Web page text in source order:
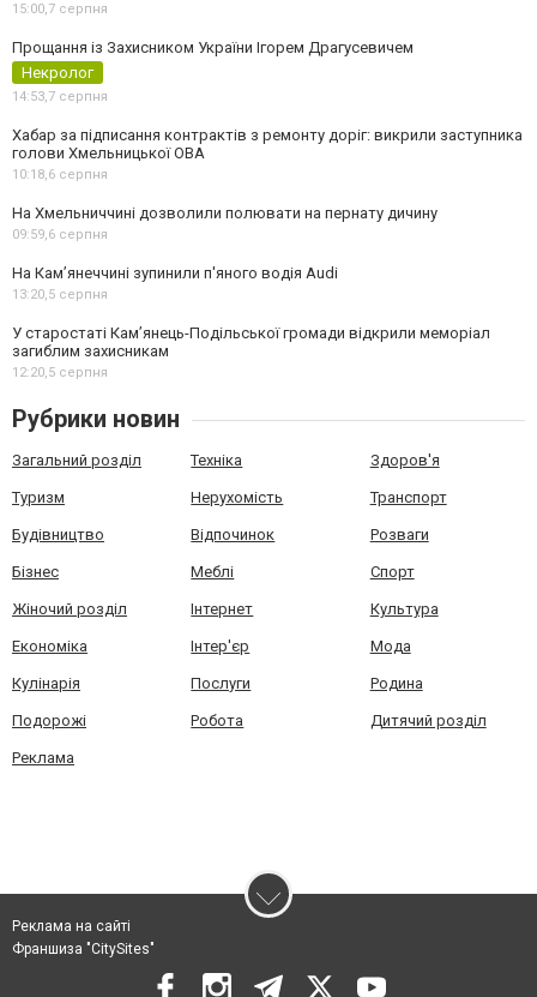
15:00,7 серпня
Прощання із Захисником України Ігорем Драгусевичем
Некролог
14:53,7 серпня
Хабар за підписання контрактів з ремонту доріг: викрили заступника
голови Хмельницької ОВА
10:18,6 серпня
На Хмельниччині дозволили полювати на пернату дичину
09:59,6 серпня
На Камʼянеччині зупинили п'яного водія Audi
13:20,5 серпня
У старостаті Кам’янець-Подільської громади відкрили меморіал
загиблим захисникам
12:20,5 серпня
Рубрики новин
Загальний розділ Техніка Здоров'я
Туризм Нерухомість Транспорт
Будівництво Відпочинок Розваги
Бізнес Меблі Спорт
Жіночий розділ Інтернет Культура
Економіка Інтер'єр Мода
Кулінарія Послуги Родина
Подорожі Робота Дитячий розділ
Реклама
Реклама на сайті
Франшиза "CitySites"